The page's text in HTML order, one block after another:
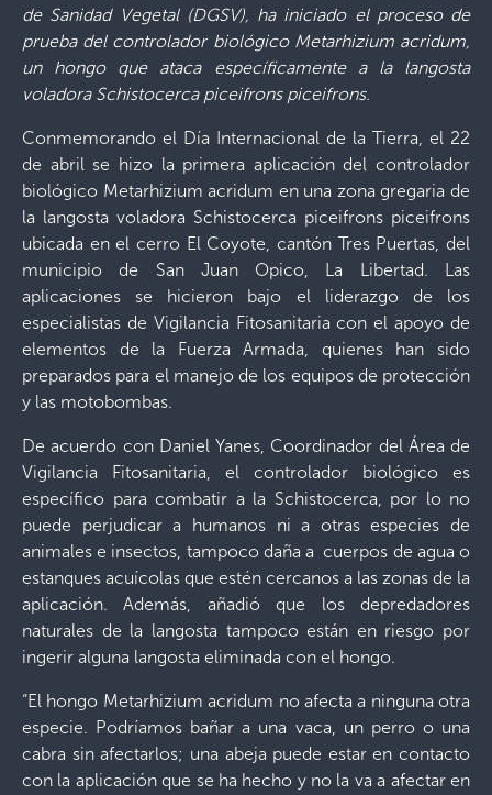
de Sanidad Vegetal (DGSV), ha iniciado el proceso de
prueba del controlador biológico Metarhizium acridum,
un hongo que ataca específicamente a la langosta
voladora Schistocerca piceifrons piceifrons.
Conmemorando el Día Internacional de la Tierra, el 22
de abril se hizo la primera aplicación del controlador
biológico Metarhizium acridum en una zona gregaria de
la langosta voladora Schistocerca piceifrons piceifrons
ubicada en el cerro El Coyote, cantón Tres Puertas, del
municipio de San Juan Opico, La Libertad. Las
aplicaciones se hicieron bajo el liderazgo de los
especialistas de Vigilancia Fitosanitaria con el apoyo de
elementos de la Fuerza Armada, quienes han sido
preparados para el manejo de los equipos de protección
y las motobombas.
De acuerdo con Daniel Yanes, Coordinador del Área de
Vigilancia Fitosanitaria, el controlador biológico es
específico para combatir a la Schistocerca, por lo no
puede perjudicar a humanos ni a otras especies de
animales e insectos, tampoco daña a cuerpos de agua o
estanques acuícolas que estén cercanos a las zonas de la
aplicación. Además, añadió que los depredadores
naturales de la langosta tampoco están en riesgo por
ingerir alguna langosta eliminada con el hongo.
“El hongo Metarhizium acridum no afecta a ninguna otra
especie. Podríamos bañar a una vaca, un perro o una
cabra sin afectarlos; una abeja puede estar en contacto
con la aplicación que se ha hecho y no la va a afectar en